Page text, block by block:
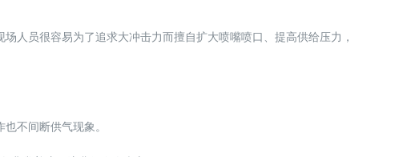
人员很容易为了追求大冲击力而擅自扩大喷嘴喷口、提高供给压力，
不间断供气现象。